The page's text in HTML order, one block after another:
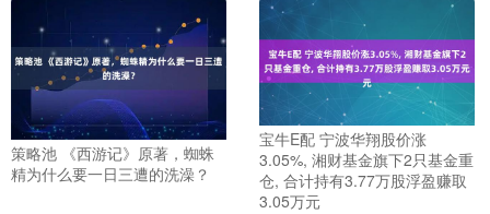
策略池 《西游记》原著，蜘蛛
精为什么要一日三遭的洗澡？
宝牛E配 宁波华翔股价涨
3.05%, 湘财基金旗下2只基金重
仓, 合计持有3.77万股浮盈赚取
3.05万元